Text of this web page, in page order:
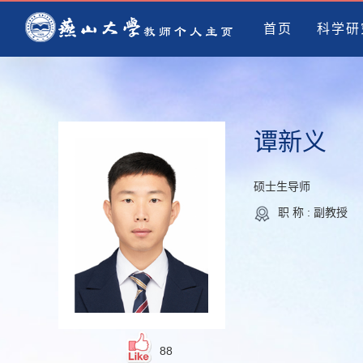
首页 科学
88
谭新义
硕士生导师
职 称 : 副教授